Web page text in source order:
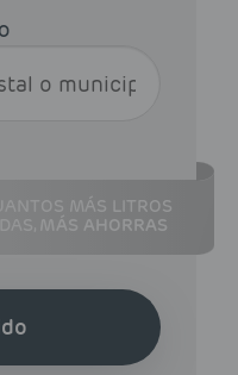
MÁS LITROS
MÁS AHORRAS